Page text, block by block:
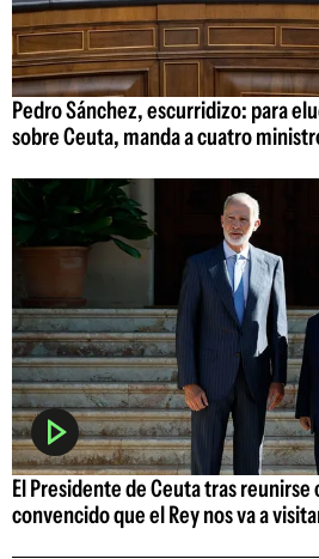
Pedro Sánchez, escurridizo: para
sobre Ceuta, manda a cuatro
El Presidente de Ceuta tras
convencido que el Rey nos va a